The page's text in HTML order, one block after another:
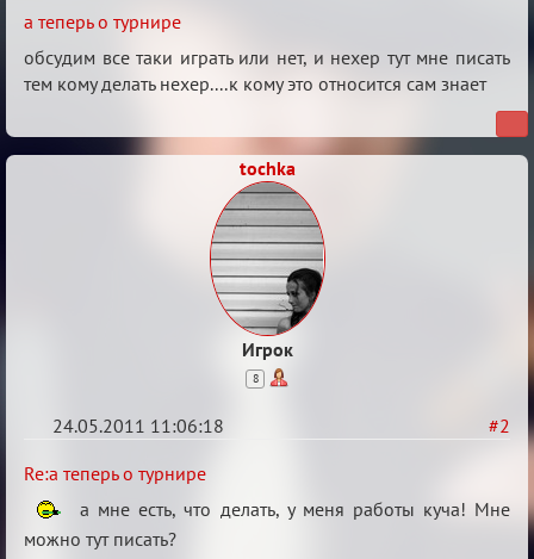
а
теперь
о
а теперь о турнире
обсудим все таки играть или нет, и нехер тут мне писать
тем кому делать нехер....к кому это относится сам знает
tochka
Игрок
8
#2
24.05.2011 11:06:18
Re:
теперь
Re:а теперь о турнире
а мне есть, что делать, у меня работы куча! Мне
можно тут писать?